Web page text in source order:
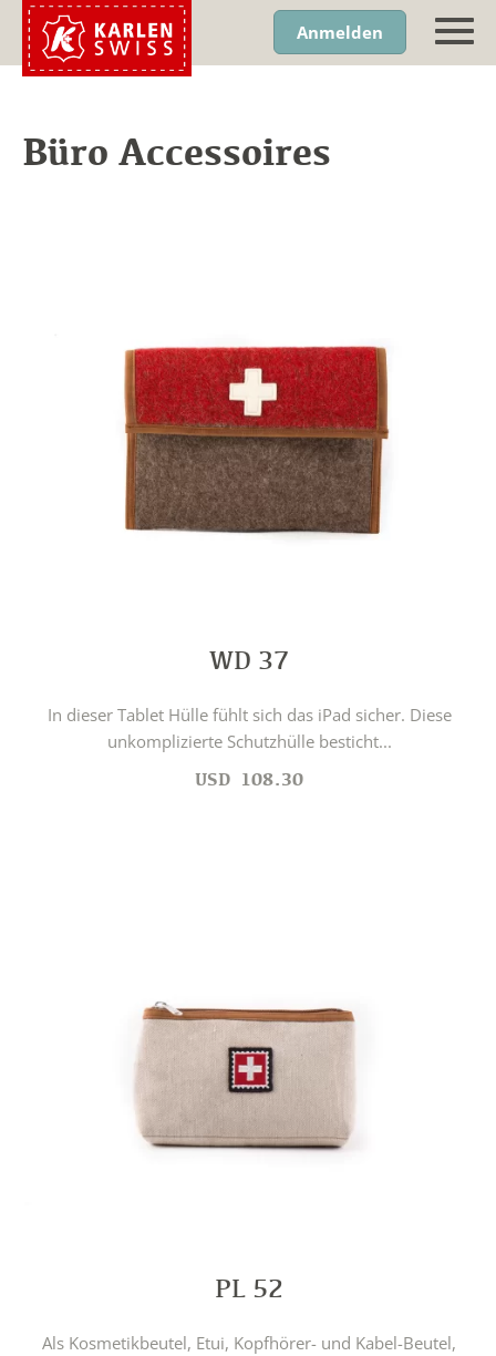
Anmelden
Büro Accessoires
WD 37
In dieser Tablet Hülle fühlt sich das iPad sicher. Diese
unkomplizierte Schutzhülle besticht...
USD 108.30
PL 52
Als Kosmetikbeutel, Etui, Kopfhörer- und Kabel-Beutel,